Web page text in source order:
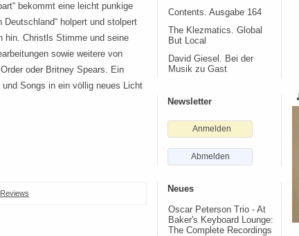
bekommt eine leicht punkige
holpert und stolpert
hin. Christls Stimme und seine
sowie weitere von
oder Britney Spears. Ein
Songs in ein völlig neues Licht
Reviews
Contents. Ausgabe 164
The Klezmatics. Global
But Local
David Giesel. Bei der
Musik zu Gast
Newsletter
Anmelden
Abmelden
Neues
Oscar Peterson Trio - At
Baker's Keyboard Lounge:
The Complete Recordings